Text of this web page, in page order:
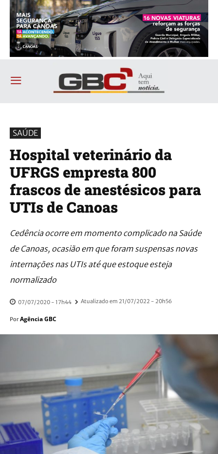
SAÚDE
Hospital veterinário da
UFRGS empresta 800
frascos de anestésicos para
UTIs de Canoas
Cedência ocorre em momento complicado na Saúde
de Canoas, ocasião em que foram suspensas novas
internações nas UTIs até que estoque esteja
normalizado
07/07/2020 - 17h44 Atualizado em 21/07/2022 - 20h56
Por Agência GBC